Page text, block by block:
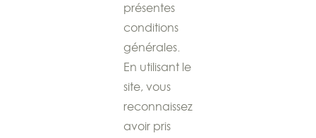
présentes
conditions
générales.
En utilisant le
site, vous
reconnaissez
avoir pris